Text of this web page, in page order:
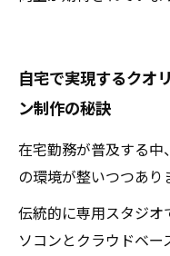
自宅で実現するクオ
ン制作の秘訣
在宅勤務が普及する
の環境が整いつつあり
伝統的に専用スタジ
ソコンとクラウドベ